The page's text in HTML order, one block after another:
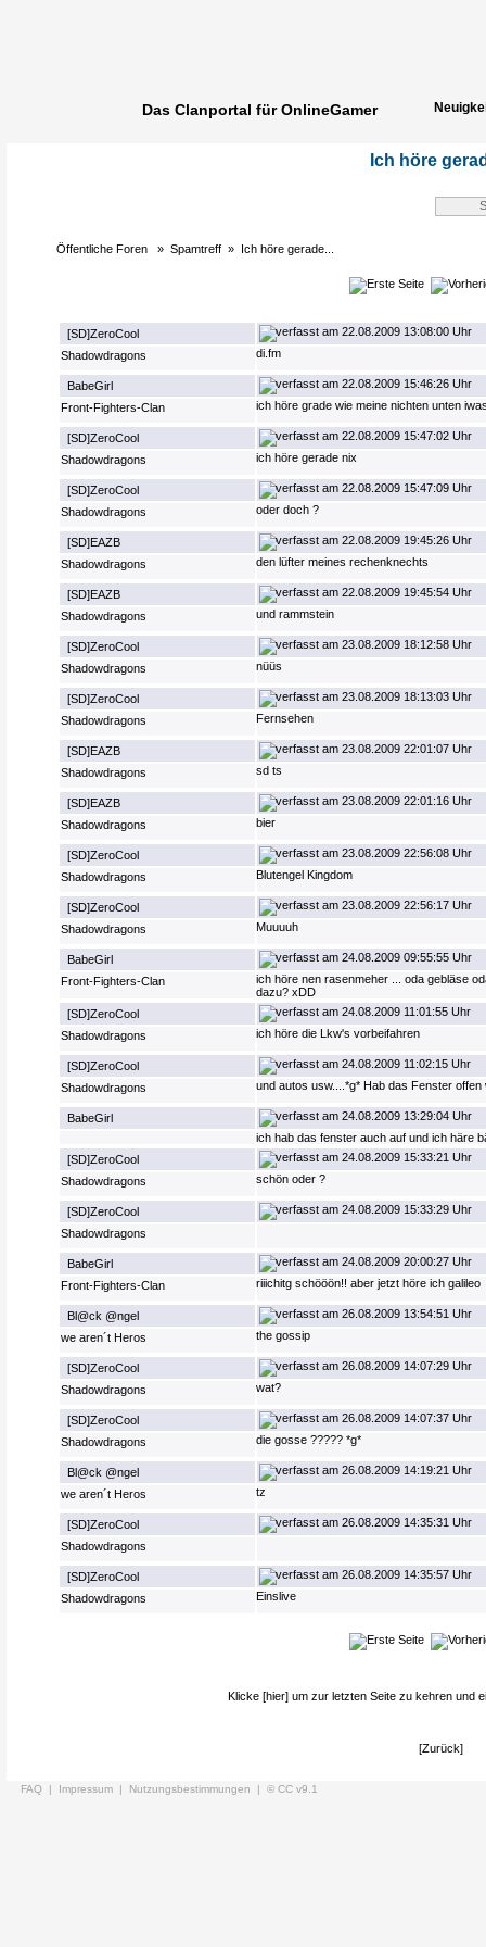
Das Clanportal für OnlineGamer
Ich höre
Öffentliche Foren »Spamtreff » Ich höre gerade...
[SD]ZeroCool
22.08.2009 13:08:00 Uhr
Shadowdragons
di.fm
BabeGirl
22.08.2009 15:46:26 Uhr
Front-Fighters-Clan
ich höre grade wie meine nichten unten
[SD]ZeroCool
22.08.2009 15:47:02 Uhr
Shadowdragons
ich höre gerade nix
[SD]ZeroCool
22.08.2009 15:47:09 Uhr
Shadowdragons
oder doch ?
[SD]EAZB
22.08.2009 19:45:26 Uhr
Shadowdragons
den lüfter meines rechenknechts
[SD]EAZB
22.08.2009 19:45:54 Uhr
Shadowdragons
und rammstein
[SD]ZeroCool
23.08.2009 18:12:58 Uhr
Shadowdragons
nüüs
[SD]ZeroCool
23.08.2009 18:13:03 Uhr
Shadowdragons
Fernsehen
[SD]EAZB
23.08.2009 22:01:07 Uhr
Shadowdragons
sd ts
[SD]EAZB
23.08.2009 22:01:16 Uhr
Shadowdragons
bier
[SD]ZeroCool
23.08.2009 22:56:08 Uhr
Shadowdragons
Blutengel Kingdom
[SD]ZeroCool
23.08.2009 22:56:17 Uhr
Shadowdragons
Muuuuh
BabeGirl
24.08.2009 09:55:55 Uhr
Front-Fighters-Clan
ich höre nen rasenmeher ... oda gebläse
dazu? xDD
[SD]ZeroCool
24.08.2009 11:01:55 Uhr
Shadowdragons
ich höre die Lkw's vorbeifahren
[SD]ZeroCool
24.08.2009 11:02:15 Uhr
Shadowdragons
und autos usw....*g* Hab das Fenster
BabeGirl
24.08.2009 13:29:04 Uhr
ich hab das fenster auch auf und ich häre
[SD]ZeroCool
24.08.2009 15:33:21 Uhr
Shadowdragons
schön oder ?
[SD]ZeroCool
24.08.2009 15:33:29 Uhr
Shadowdragons
BabeGirl
24.08.2009 20:00:27 Uhr
Front-Fighters-Clan
riiichitg schööön!! aber jetzt höre ich galileo
Bl@ck @ngel
26.08.2009 13:54:51 Uhr
we aren´t Heros
the gossip
[SD]ZeroCool
26.08.2009 14:07:29 Uhr
Shadowdragons
wat?
[SD]ZeroCool
26.08.2009 14:07:37 Uhr
Shadowdragons
die gosse ????? *g*
Bl@ck @ngel
26.08.2009 14:19:21 Uhr
we aren´t Heros
tz
[SD]ZeroCool
26.08.2009 14:35:31 Uhr
Shadowdragons
[SD]ZeroCool
26.08.2009 14:35:57 Uhr
Shadowdragons
Einslive
Klicke [hier] um zur letzten Seite zu kehren und
[Zurück]
FAQ | Impressum | Nutzungsbestimmungen | © CC v9.1